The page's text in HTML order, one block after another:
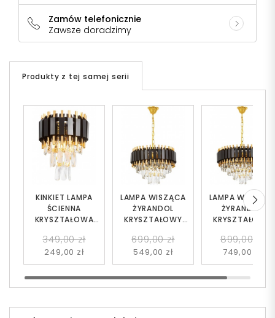
Zamów telefonicznie
Zawsze doradzimy
Produkty z tej samej serii
KINKIET LAMPA
ŚCIENNA
KRYSZTAŁOWA
RIVO W2
349,00 zł
249,00 zł
LAMPA WISZĄCA
ŻYRANDOL
KRYSZTAŁOWY
RIVO D40
699,00 zł
549,00 zł
LAMPA WISZĄCA
ŻYRANDOL
KRYSZTAŁOWY
RIVO D50
899,00 zł
749,00 zł